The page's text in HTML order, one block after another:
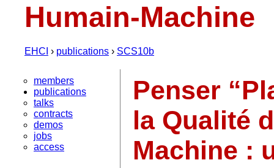
Humain-Machine
EHCI › publications › SCS10b
members
publications
talks
contracts
demos
jobs
access
Penser
la Qualité
Machine :